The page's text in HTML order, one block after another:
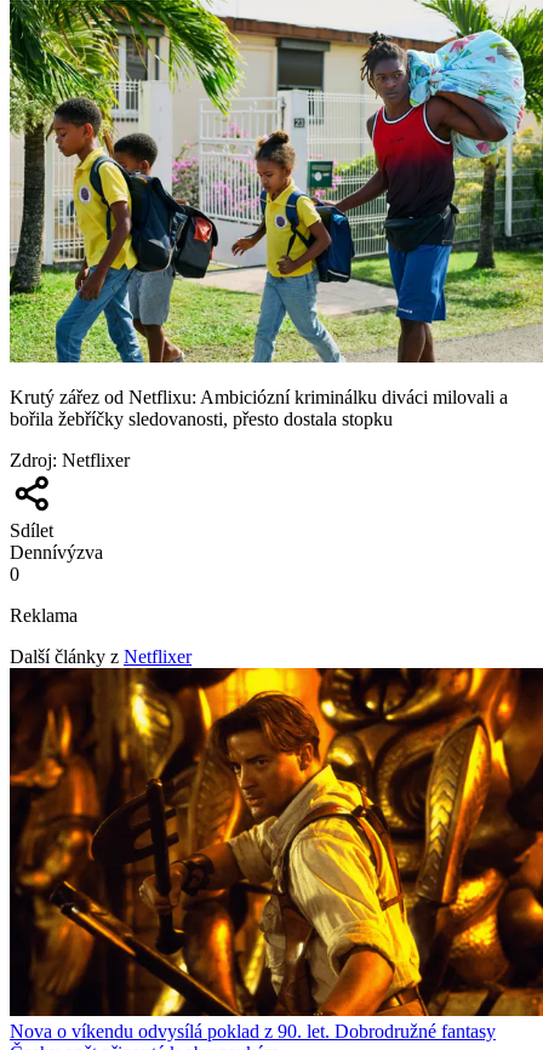
Krutý zářez od Netflixu: Ambiciózní kriminálku diváci milovali a
bořila žebříčky sledovanosti, přesto dostala stopku
Zdroj: Netflixer
Sdílet
Dennívýzva
0
Reklama
Další články z Netflixer
Nova o víkendu odvysílá poklad z 90. let. Dobrodružné fantasy